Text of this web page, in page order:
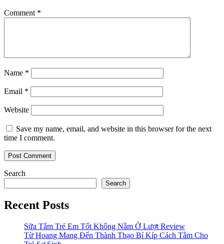
Comment *
Name *
Email *
Website
Save my name, email, and website in this browser for the next
time I comment.
Search
Search
Recent Posts
Sữa Tắm Trẻ Em Tốt Không Nằm Ở Lượt Review
Từ Hoang Mang Đến Thành Thạo Bí Kíp Cách Tắm Cho